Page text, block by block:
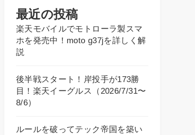
最近の投稿
楽天モバイルでモトローラ製スマ
ホを発売中！moto g37jを詳しく解
説
後半戦スタート！岸投手が173勝
目！楽天イーグルス（2026/7/31〜
8/6）
ルールを破ってテック帝国を築い